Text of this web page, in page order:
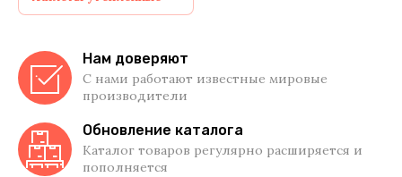
Нам доверяют
С нами работают известные мировые
производители
Обновление каталога
Каталог товаров регулярно расширяется и
пополняется